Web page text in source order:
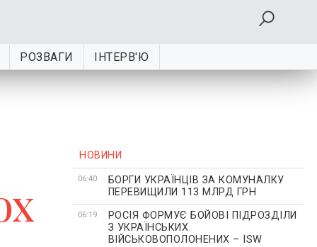
РОЗВАГИ ІНТЕРВ'Ю
НОВИНИ
06:40
БОРГИ УКРАЇНЦІВ ЗА КОМУНАЛКУ
ПЕРЕВИЩИЛИ 113 МЛРД ГРН
06:19
РОСІЯ ФОРМУЄ БОЙОВІ ПІДРОЗДІЛИ
З УКРАЇНСЬКИХ
ВІЙСЬКОВОПОЛОНЕНИХ – ISW